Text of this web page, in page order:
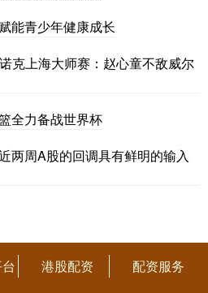
能青少年健康成长
克上海大师赛：赵心童不敌威尔
全力备战世界杯
两周A股的回调具有鲜明的输入
港股配资 配资服务